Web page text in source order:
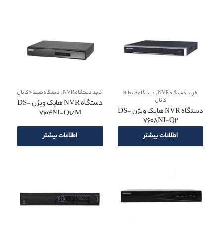
خرید دستگاه NVR ,
دستگاه ضبط 16
کانال
دستگاه NVR هایک ویژن DS-
7608NI-Q2
اطلاعات بیشتر
خرید دستگاه NVR ,دستگاه ضبط 4 کانال
دستگاه NVR هایک ویژن DS-
7104NI-Q1/M
اطلاعات بیشتر